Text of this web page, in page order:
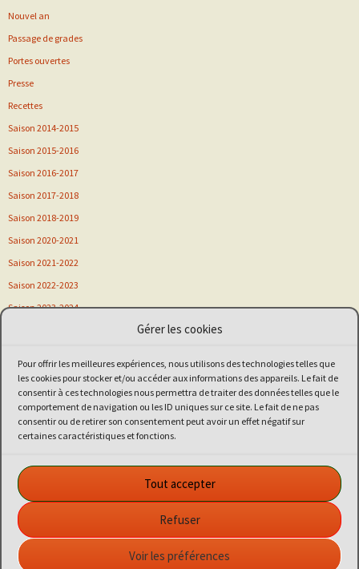
Gérer les cookies
Pour offrir les meilleures expériences, nous utilisons des technologies telles que
les cookies pour stocker et/ou accéder aux informations des appareils. Le fait de
consentir à ces technologies nous permettra de traiter des données telles que le
comportement de navigation ou les ID uniques sur ce site. Le fait de ne pas
consentir ou de retirer son consentement peut avoir un effet négatif sur
certaines caractéristiques et fonctions.
Tout accepter
Refuser
Voir les préférences
Nouvel an
Passage de grades
Portes ouvertes
Presse
Recettes
Saison 2014-2015
Saison 2015-2016
Saison 2016-2017
Saison 2017-2018
Saison 2018-2019
Saison 2020-2021
Saison 2021-2022
Saison 2022-2023
Saison 2023-2024
Sortie
Stage
Vitalsport
Voeux de nouvel an
Kiaï Club de Guipavas
Dojo
: Complexe sportif de Kercoco - 80 rue du Commandant Challe
- 29490 GUIPAVAS
Association Kiaï Club affiliée à la FFAB, agrément ministériel
Jeunesse et Sport N° 06-S-83 du 7 octobre 1985 et du 3 décembre